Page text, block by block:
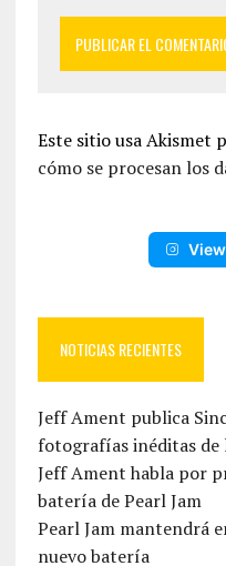
Este sitio usa Akismet
cómo se procesan los
NOTICIAS RECIENTES
Jeff Ament publica
fotografías inéditas de
Jeff Ament habla por
batería de Pearl Jam
Pearl Jam mantendrá
nuevo batería